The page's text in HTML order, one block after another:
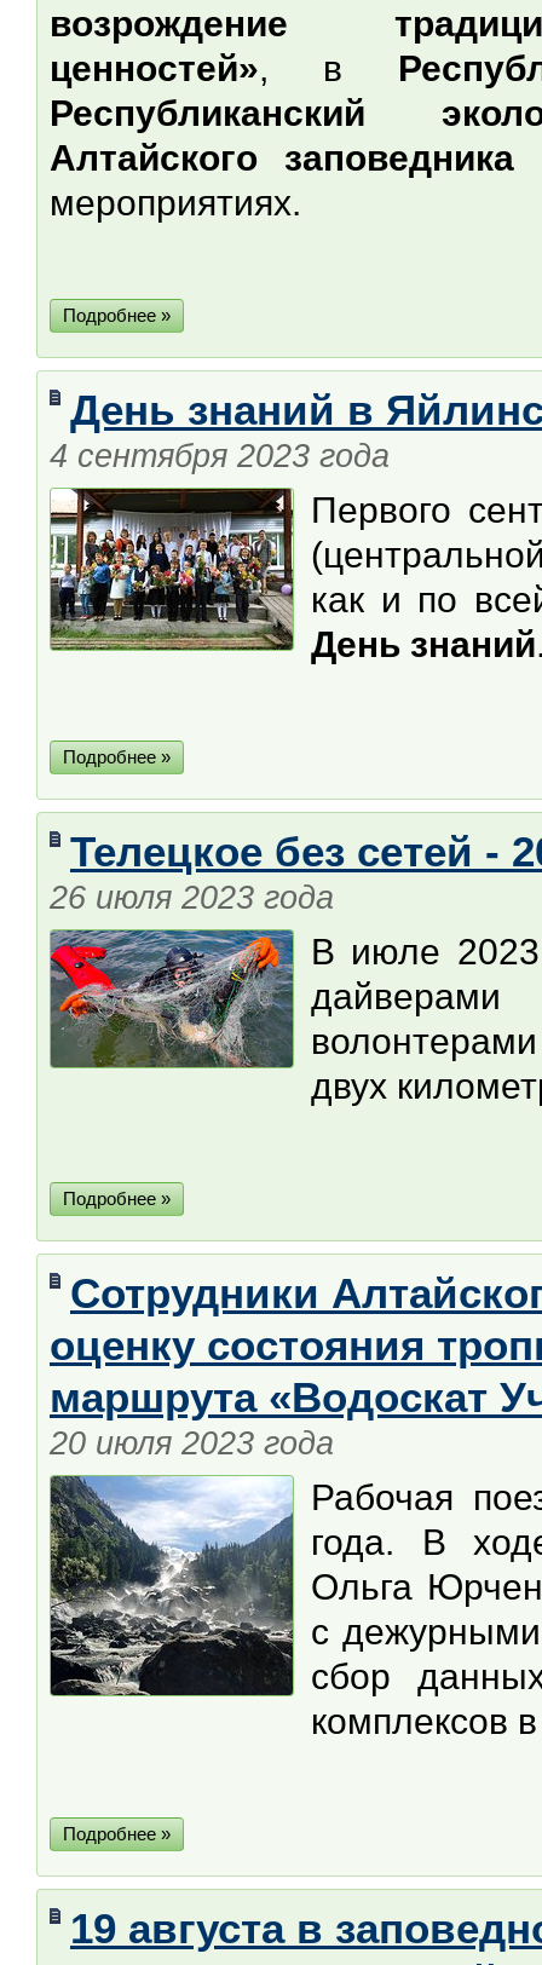
возрождение
ценностей», в
Республиканский
Алтайского заповедника
мероприятиях.
Подробнее »
День знаний в
4 сентября 2023 года
Первого
как и по
День знаний
Подробнее »
Телецкое без сетей -
26 июля 2023 года
В июле 2023
двух
Подробнее »
Сотрудники
оценку состояния
маршрута «Водоскат
20 июля 2023 года
Рабочая
года. В
Ольга
с дежурными
сбор
комплексов
Подробнее »
19 августа в